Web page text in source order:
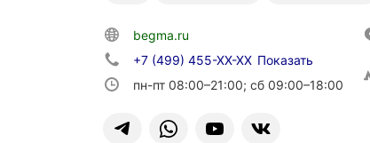
begma.ru
+7 (499) 455-XX-XX Показать
пн-пт 08:00–21:00; сб 09:00–18:00